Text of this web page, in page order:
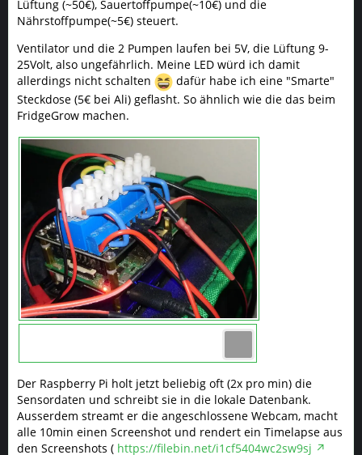
Lüftung (~50€), Sauertoffpumpe(~10€) und die
Nährstoffpumpe(~5€) steuert.
Ventilator und die 2 Pumpen laufen bei 5V, die Lüftung 9-
25Volt, also ungefährlich. Meine LED würd ich damit
allerdings nicht schalten
dafür habe ich eine "Smarte"
Steckdose (5€ bei Ali) geflasht. So ähnlich wie die das beim
FridgeGrow machen.
Der Raspberry Pi holt jetzt beliebig oft (2x pro min) die
Sensordaten und schreibt sie in die lokale Datenbank.
Ausserdem streamt er die angeschlossene Webcam, macht
alle 10min einen Screenshot und rendert ein Timelapse aus
den Screenshots ( https://filebin.net/i1cf5404wc2sw9sj